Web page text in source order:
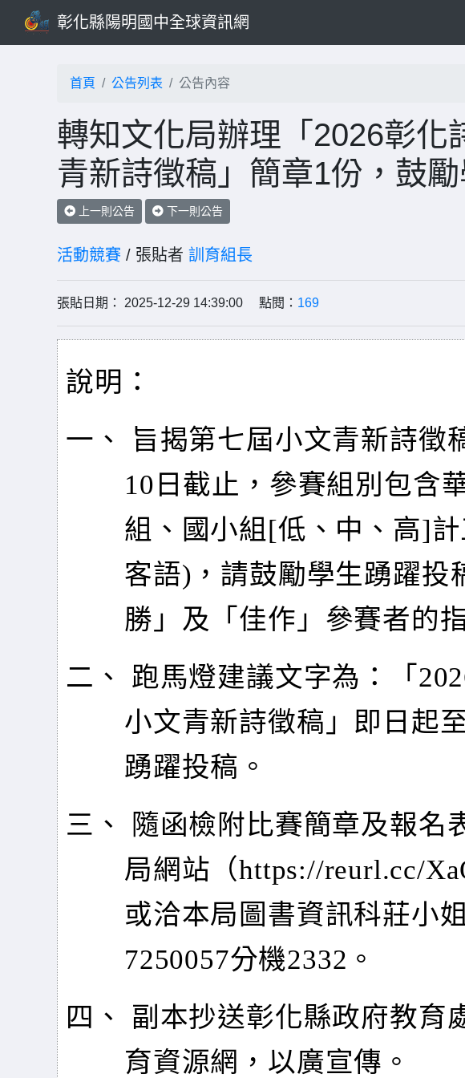
彰化縣陽明國中全球資訊網
首頁 公告列表 公告內容
轉知文化局辦理「2026彰化
青新詩徵稿」簡章1份，鼓
上一則公告 下一則公告
活動競賽 / 張貼者 訓育組長
張貼日期： 2025-12-29 14:39:00 點閱： 169
說明：
一、 旨揭第七屆小文青新詩徵
10日截止，參賽組別包含
組、國小組[低、中、高]
客語)，請鼓勵學生踴躍投
勝」及「佳作」參賽者的
二、 跑馬燈建議文字為：「
小文青新詩徵稿」即日起
踴躍投稿。
三、 隨函檢附比賽簡章及報名
局網站（https://reurl.cc/
或洽本局圖書資訊科莊小
7250057分機2332。
四、 副本抄送彰化縣政府教育
育資源網，以廣宣傳。